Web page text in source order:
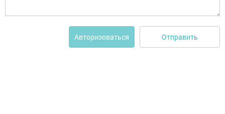
Авторизоваться Отправить